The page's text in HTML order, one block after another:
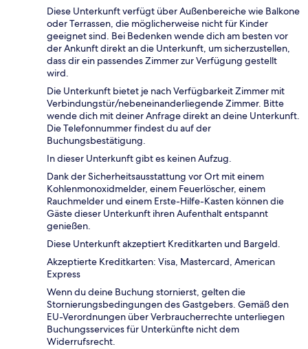
Diese Unterkunft verfügt über Außenbereiche wie Balkone
oder Terrassen, die möglicherweise nicht für Kinder
geeignet sind. Bei Bedenken wende dich am besten vor
der Ankunft direkt an die Unterkunft, um sicherzustellen,
dass dir ein passendes Zimmer zur Verfügung gestellt
wird.
Die Unterkunft bietet je nach Verfügbarkeit Zimmer mit
Verbindungstür/nebeneinanderliegende Zimmer. Bitte
wende dich mit deiner Anfrage direkt an deine Unterkunft.
Die Telefonnummer findest du auf der
Buchungsbestätigung.
In dieser Unterkunft gibt es keinen Aufzug.
Dank der Sicherheitsausstattung vor Ort mit einem
Kohlenmonoxidmelder, einem Feuerlöscher, einem
Rauchmelder und einem Erste-Hilfe-Kasten können die
Gäste dieser Unterkunft ihren Aufenthalt entspannt
genießen.
Diese Unterkunft akzeptiert Kreditkarten und Bargeld.
Akzeptierte Kreditkarten: Visa, Mastercard, American
Express
Wenn du deine Buchung stornierst, gelten die
Stornierungsbedingungen des Gastgebers. Gemäß den
EU-Verordnungen über Verbraucherrechte unterliegen
Buchungsservices für Unterkünfte nicht dem
Widerrufsrecht.